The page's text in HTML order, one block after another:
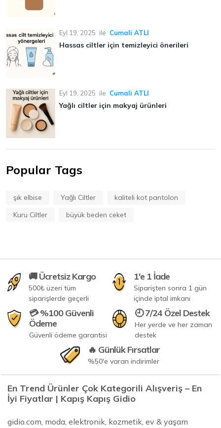
Eyl 19, 2025 ile Cumali ATLI
Hassas ciltler için temizleyici önerileri
Eyl 19, 2025 ile Cumali ATLI
Yağlı ciltler için makyaj ürünleri
Popular Tags
şık elbise Yağlı Ciltler
kaliteli kot pantolon
Kuru Ciltler
büyük beden ceket
🚚 Ücretsiz Kargo
500₺ üzeri tüm
siparişlerde geçerli
1'e 1 İade
Siparişten sonra 1 gün
içinde iptal imkanı
💳 %100 Güvenli
Ödeme
Güvenli ödeme garantisi
🕘 7/24 Özel Destek
Her yerde ve her zaman
destek
🔥 Günlük Fırsatlar
%50'e varan indirimler
En Trend Ürünler Çok Kategorili Alışveriş – En
İyi Fiyatlar | Kapış Kapış Gidio
gidio.com, moda, elektronik, kozmetik, ev & yaşam